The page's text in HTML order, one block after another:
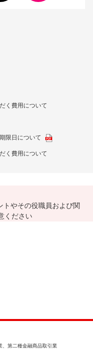
く費用について
限日について
く費用について
トやその役職員および関
ください
、第二種金融商品取引業